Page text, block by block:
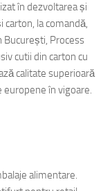
în dezvoltarea și
carton, la comandă,
București, Process
cutii din carton cu
calitate superioară
în vigoare.
alimentare.